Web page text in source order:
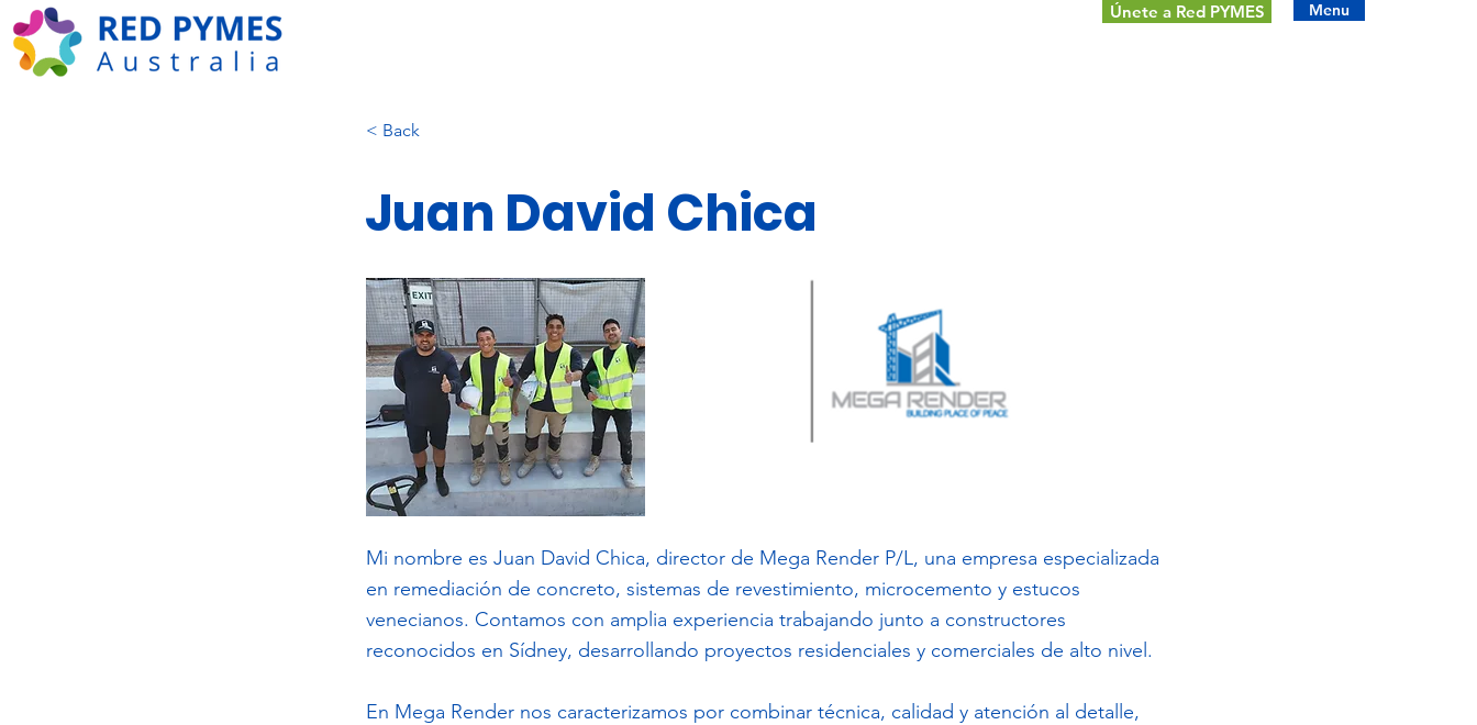
Únete a Red PYMES Menu
< Back
Juan David Chica
Mi nombre es Juan David Chica, director de Mega Render P/L, una empresa especializada
en remediación de concreto, sistemas de revestimiento, microcemento y estucos
venecianos. Contamos con amplia experiencia trabajando junto a constructores
reconocidos en Sídney, desarrollando proyectos residenciales y comerciales de alto nivel.
En Mega Render nos caracterizamos por combinar técnica, calidad y atención al detalle,